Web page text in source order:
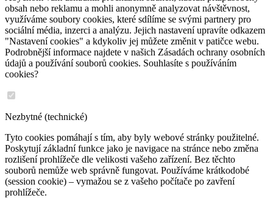
obsah nebo reklamu a mohli anonymně analyzovat návštěvnost,
využíváme soubory cookies, které sdílíme se svými partnery pro
sociální média, inzerci a analýzu. Jejich nastavení upravíte odkazem
"Nastavení cookies" a kdykoliv jej můžete změnit v patičce webu.
Podrobnější informace najdete v našich Zásadách ochrany osobních
údajů a používání souborů cookies. Souhlasíte s používáním
cookies?
Nezbytné (technické)
Tyto cookies pomáhají s tím, aby byly webové stránky použitelné.
Poskytují základní funkce jako je navigace na stránce nebo změna
rozlišení prohlížeče dle velikosti vašeho zařízení. Bez těchto
souborů nemůže web správně fungovat. Používáme krátkodobé
(session cookie) – vymažou se z vašeho počítače po zavření
prohlížeče.